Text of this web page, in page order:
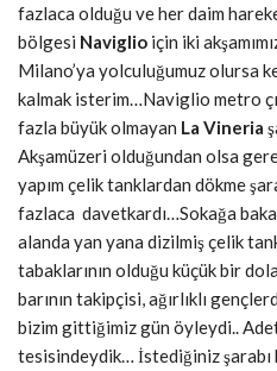
fazlaca olduğu ve her daim
bölgesi Naviglio için iki
Milano’ya yolculuğumuz olursa
kalmak isterim…Naviglio metro
fazla büyük olmayan La Vineria
Akşamüzeri olduğundan olsa
yapım çelik tanklardan dökme
fazlaca davetkardı…Sokağa
alanda yan yana dizilmiş çelik
tabaklarının olduğu küçük bir
barının takipçisi, ağırlıklı
bizim gittiğimiz gün öyleydi..
tesisindeydik… İstediğiniz şarabı